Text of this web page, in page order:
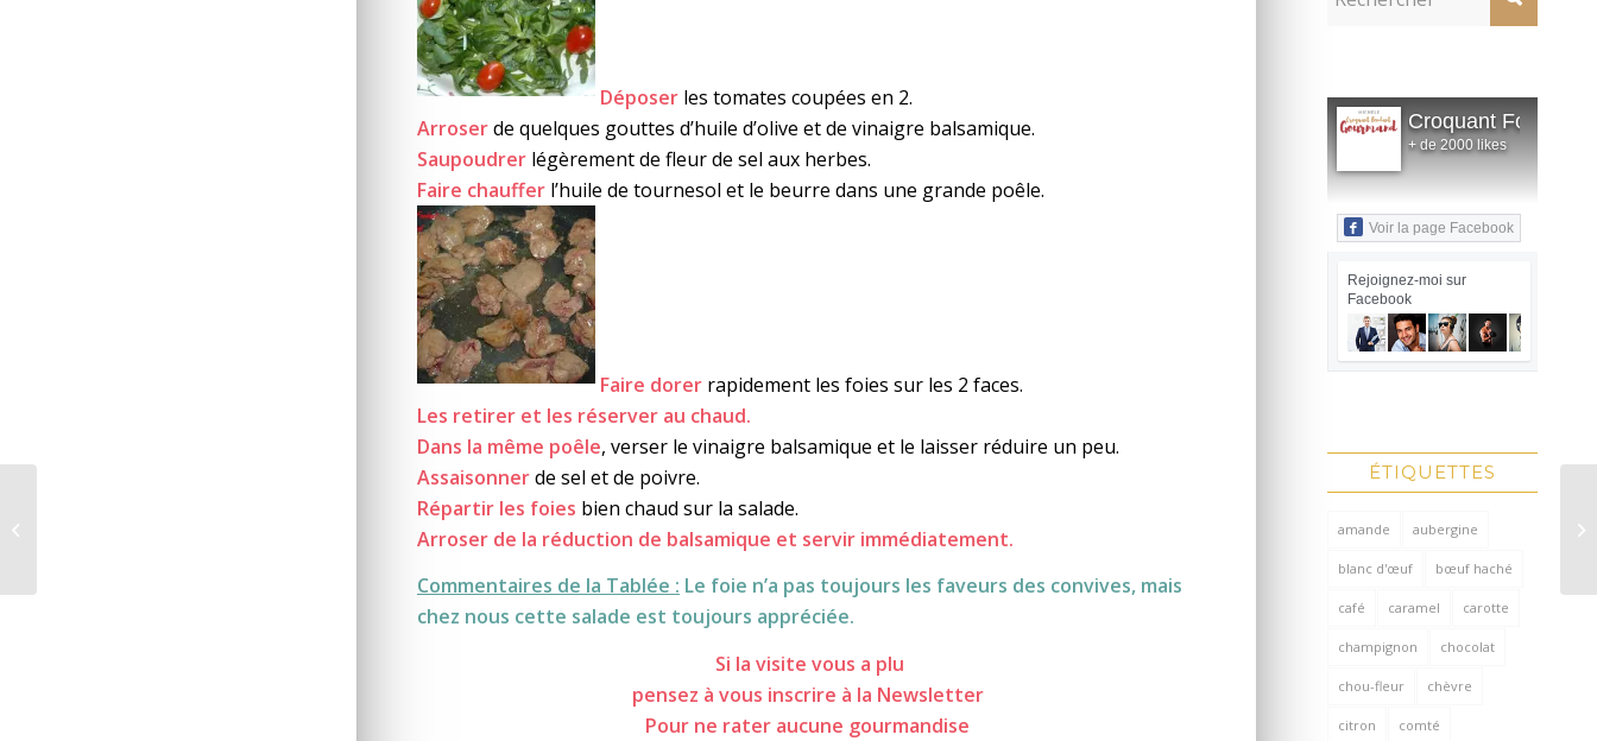
Déposer les tomates coupées en 2.
Arroserde quelques gouttes d’huile d’olive et de vinaigre balsamique.
Saupoudrer légèrement de fleur de sel aux herbes.
Faire chauffer l’huile de tournesol et le beurre dans une grande poêle.
Faire dorer rapidement les foies sur les 2 faces.
Les retirer et les réserver au chaud.
Dans la même poêle, verser le vinaigre balsamique et le laisser réduire un peu.
Assaisonnerde sel et de poivre.
Répartir les foies bien chaud sur la salade.
Arroser de la réduction de balsamique et servir immédiatement.
Commentaires de la Tablée : Le foie n’a pas toujours les faveurs des convives, mais
chez nous cette salade est toujours appréciée.
Si la visite vous a plu
pensez à vous inscrire à la Newsletter
Pour ne rater aucune gourmandise
Croquant Fondant
+ de 2000 likes
Voir la page Facebook
Rejoignez-moi sur
Facebook
ÉTIQUETTES
amande aubergine
blanc d'œuf bœuf haché
café caramel carotte
champignon chocolat
chou-fleur chèvre
citron comté